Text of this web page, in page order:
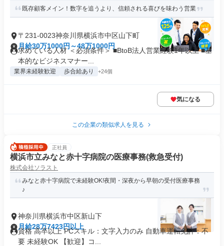
既存顧客メイン！数字を追うより、信頼される喜びを味わう営業
〒231-0023神奈川県横浜市中区山下町
月給30万1000円～48万1000円
求めている人材 ＜必須条件＞ ■BtoB法人営業経験1年以上 ■基
本的なビジネスマナー...
業界未経験歓迎 歩合給あり +24個
気になる
この企業の類似求人を見る
正社員
横浜市立みなと赤十字病院の医療事務(救急受付)
株式会社ソラスト
みなと赤十字病院で未経験OK!夜間・深夜から早朝の受付医療事務
♪
神奈川県横浜市中区新山下
月給28万7423円以上
資格 高卒以上 PCスキル：文字入力のみ 自動車運転免許：不
要 未経験OK 【歓迎】コ...